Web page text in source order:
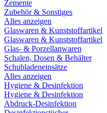
Zemente
Zubehör & Sonstiges
Alles anzeigen
Glaswaren & Kunststoffartikel
Glaswaren & Kunststoffartikel
Glas- & Porzellanwaren
Schalen, Dosen & Behälter
Schubladeneinsätze
Alles anzeigen
Hygiene & Desinfektion
Hygiene & Desinfektion
Abdruck-Desinfektion